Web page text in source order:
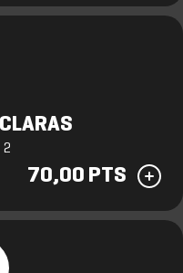
2
70,00 PTS